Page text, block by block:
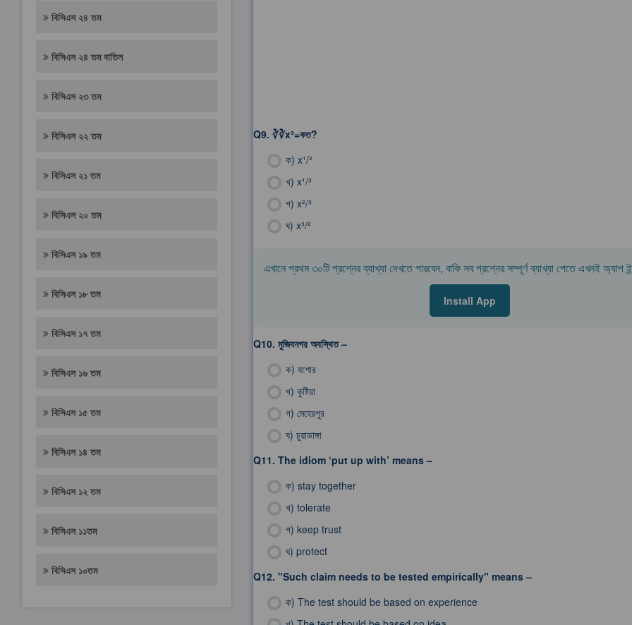
বিসিএস ২৪ তম
বিসিএস ২৪ তম বাতিল
বিসিএস ২৩ তম
বিসিএস ২২ তম
বিসিএস ২১ তম
বিসিএস ২০ তম
বিসিএস ১৯ তম
বিসিএস ১৮ তম
বিসিএস ১৭ তম
বিসিএস ১৬ তম
বিসিএস ১৫ তম
বিসিএস ১৪ তম
বিসিএস ১২ তম
বিসিএস ১১তম
বিসিএস ১০তম
Q9. ∛∛x³=কত?
ক) x¹/²
খ) x¹/³
গ) x²/³
ঘ) x³/²
এখানে প্রথম ৩০টি প্রশ্নের ব্যাখ্যা দেখতে পারবেন, বাকি সব প্রশ্নের সম্পূর্ণ ব্যাখ্যা পেতে এখনই অ্যাপ
Install App
Q10. মুজিবনগর অবস্থিত –
ক) যশোর
খ) কুষ্টিয়া
গ) মেহেরপুর
ঘ) চুয়াডাঙ্গা
Q11. The idiom ‘put up with’ means –
ক) stay together
খ) tolerate
গ) keep trust
ঘ) protect
Q12. "Such claim needs to be tested empirically" means –
ক) The test should be based on experience